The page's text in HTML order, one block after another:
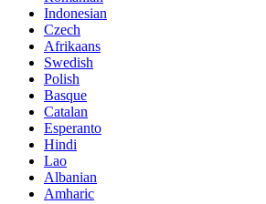
Indonesian
Czech
Afrikaans
Swedish
Polish
Basque
Catalan
Esperanto
Hindi
Lao
Albanian
Amharic